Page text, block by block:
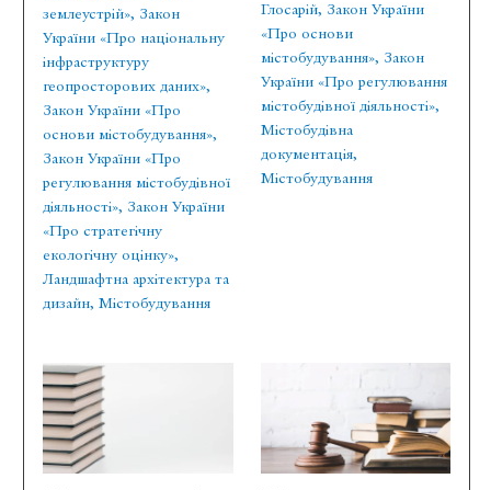
землеустрій», Закон
України «Про національну
інфраструктуру
геопросторових даних»,
Закон України «Про
основи містобудування»,
Закон України «Про
регулювання містобудівної
діяльності», Закон України
«Про стратегічну
екологічну оцінку»,
Ландшафтна архітектура та
дизайн, Містобудування
Глосарій, Закон України
«Про основи
містобудування», Закон
України «Про регулювання
містобудівної діяльності»,
Містобудівна
документація,
Містобудування